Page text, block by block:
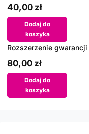
40,00 zł
Dodaj do
koszyka
Rozszerzenie
80,00 zł
Dodaj do
koszyka